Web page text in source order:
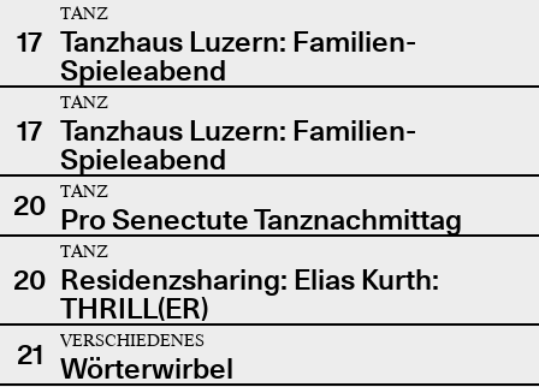
17
TANZ
Tanzhaus Luzern: Familien-
Spieleabend
17
TANZ
Tanzhaus Luzern: Familien-
Spieleabend
20
TANZ
Pro Senectute Tanznachmittag
20
TANZ
Residenzsharing: Elias Kurth:
THRILL(ER)
21
VERSCHIEDENES
Wörterwirbel